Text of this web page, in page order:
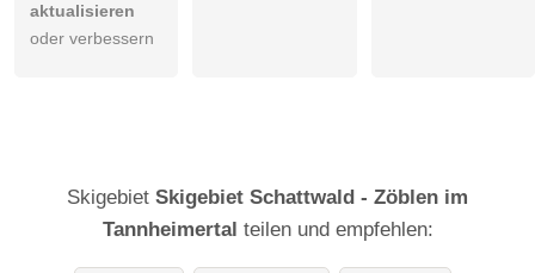
aktualisieren
oder verbessern
Skigebiet Skigebiet Schattwald - Zöblen im
Tannheimertal teilen und empfehlen: